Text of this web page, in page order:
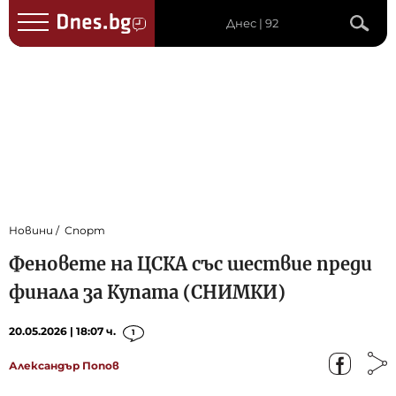
Днес | 92
Новини Спорт
Феновете на ЦСКА със шествие преди
финала за Купата (СНИМКИ)
20.05.2026 | 18:07 ч. 1
Александър Попов